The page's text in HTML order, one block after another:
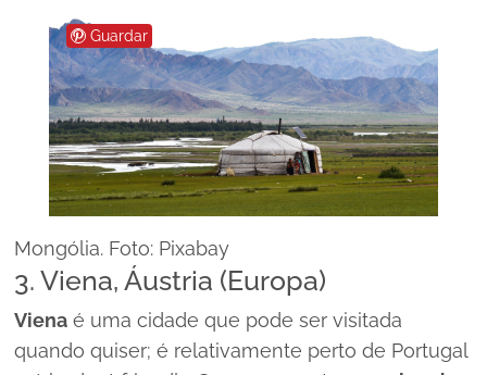
Guardar
Mongólia. Foto: Pixabay
3. Viena, Áustria (Europa)
Viena é uma cidade que pode ser visitada
quando quiser; é relativamente perto de Portugal